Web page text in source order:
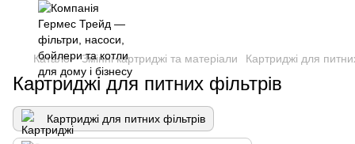
Каталог Змінні картриджі та матеріали Картриджі для
Картриджі для питних фільтрів
Картриджі для питних фільтрів